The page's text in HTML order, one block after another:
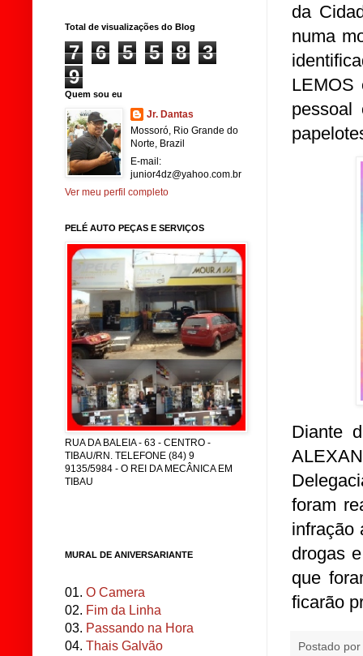
da
numa
LEMOS
pessoal
Diante
foram
infração
drogas
que
ficarão
Postado por
Total de visualizações do Blog
7 6 5 5 8
3
9
Quem sou eu
Jr. Dantas
Mossoró, Rio Grande do
Norte, Brazil
E-mail:
junior4dz@yahoo.com.br
Ver meu perfil completo
PELÉ AUTO PEÇAS E SERVIÇOS
RUA DA BALEIA - 63 - CENTRO -
TIBAU/RN. TELEFONE (84) 9
9135/5984 - O REI DA MECÂNICA EM
TIBAU
MURAL DE ANIVERSARIANTE
01. O Camera
02. Fim da Linha
03. Passando na Hora
04. Thais Galvão